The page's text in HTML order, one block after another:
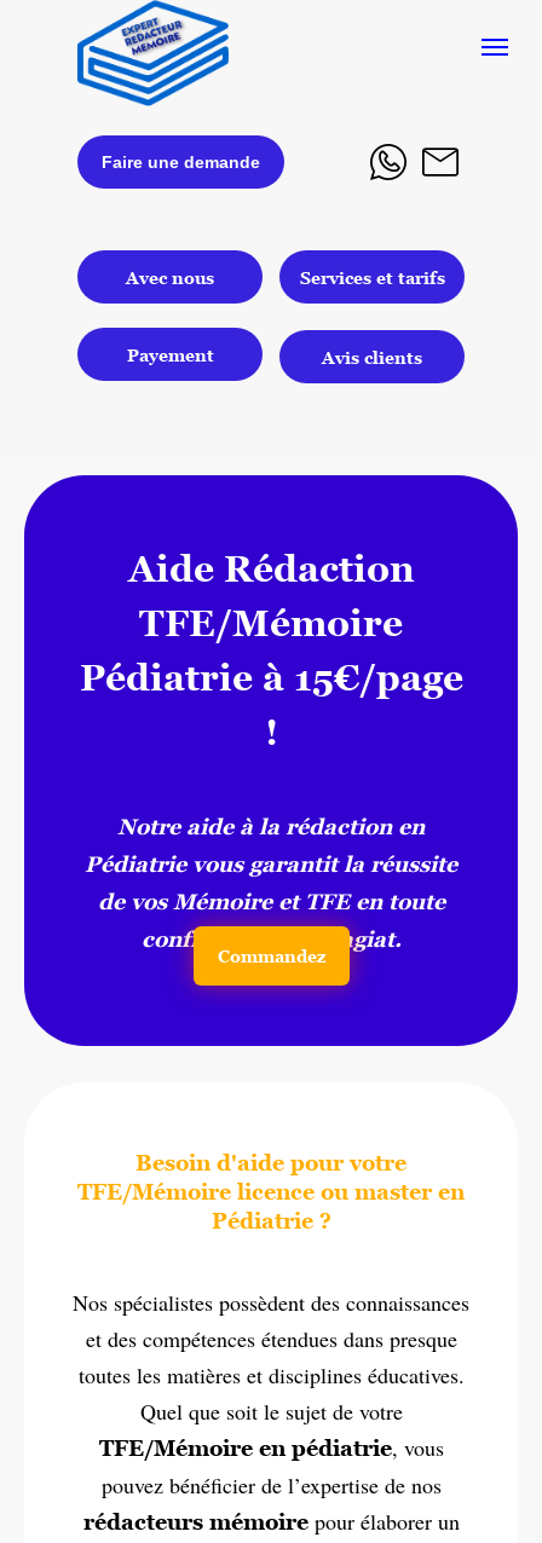
Avec nous Services et tarifs
Payement Avis clients
Faire une demande
Aide Rédaction
TFE/Mémoire
Pédiatrie à 15€/page
!
Notre aide à la rédaction en
Pédiatrie vous garantit la réussite
de vos Mémoire et TFE en toute
confiance, sans plagiat.
Commandez
Besoin d'aide pour votre
TFE/Mémoire licence ou master en
Pédiatrie ?
Nos spécialistes possèdent des connaissances
et des compétences étendues dans presque
toutes les matières et disciplines éducatives.
Quel que soit le sujet de votre
TFE/Mémoire en pédiatrie, vous
pouvez bénéficier de l’expertise de nos
rédacteurs mémoirepour élaborer un